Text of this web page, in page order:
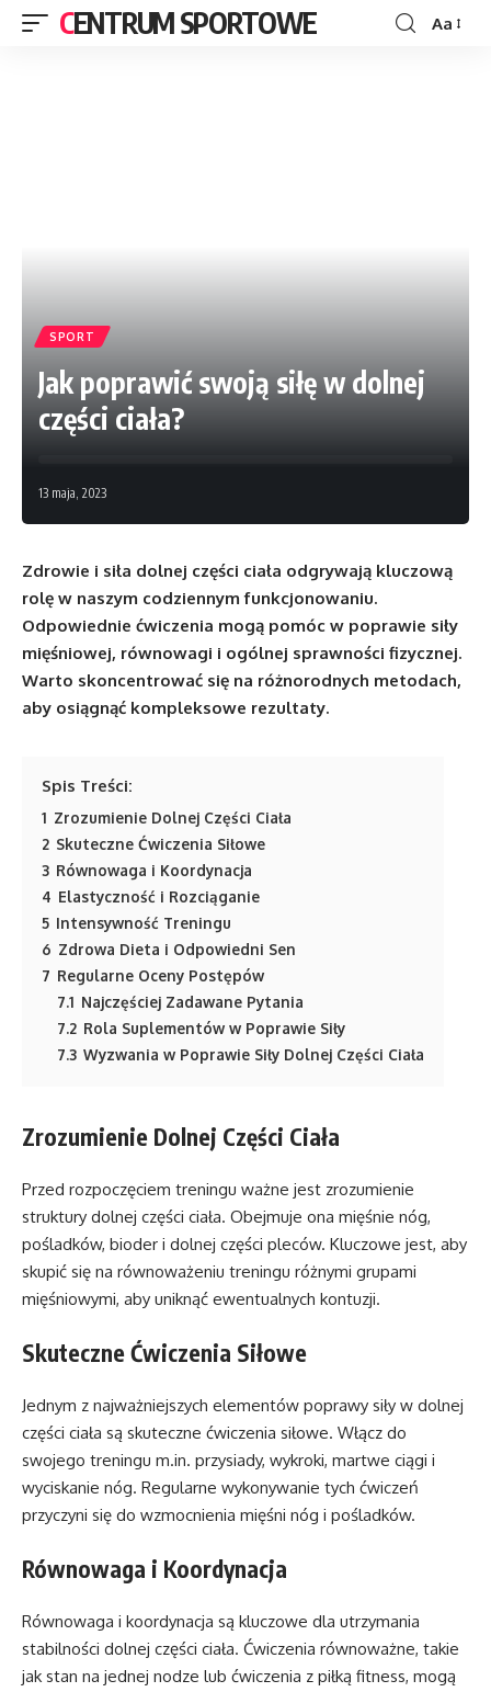
CENTRUM SPORTOWE Aa
SPORT
Jak poprawić swoją siłę w dolnej
części ciała?
13 maja, 2023
Zdrowie i siła dolnej części ciała odgrywają kluczową
rolę w naszym codziennym funkcjonowaniu.
Odpowiednie ćwiczenia mogą pomóc w poprawie siły
mięśniowej, równowagi i ogólnej sprawności fizycznej.
Warto skoncentrować się na różnorodnych metodach,
aby osiągnąć kompleksowe rezultaty.
Spis Treści:
1 Zrozumienie Dolnej Części Ciała
2 Skuteczne Ćwiczenia Siłowe
3 Równowaga i Koordynacja
4 Elastyczność i Rozciąganie
5 Intensywność Treningu
6 Zdrowa Dieta i Odpowiedni Sen
7 Regularne Oceny Postępów
7.1 Najczęściej Zadawane Pytania
7.2 Rola Suplementów w Poprawie Siły
7.3 Wyzwania w Poprawie Siły Dolnej Części Ciała
Zrozumienie Dolnej Części Ciała
Przed rozpoczęciem treningu ważne jest zrozumienie
struktury dolnej części ciała. Obejmuje ona mięśnie nóg,
pośladków, bioder i dolnej części pleców. Kluczowe jest, aby
skupić się na równoważeniu treningu różnymi grupami
mięśniowymi, aby uniknąć ewentualnych kontuzji.
Skuteczne Ćwiczenia Siłowe
Jednym z najważniejszych elementów poprawy siły w dolnej
części ciała są skuteczne ćwiczenia siłowe. Włącz do
swojego treningu m.in. przysiady, wykroki, martwe ciągi i
wyciskanie nóg. Regularne wykonywanie tych ćwiczeń
przyczyni się do wzmocnienia mięśni nóg i pośladków.
Równowaga i Koordynacja
Równowaga i koordynacja są kluczowe dla utrzymania
stabilności dolnej części ciała. Ćwiczenia równoważne, takie
jak stan na jednej nodze lub ćwiczenia z piłką fitness, mogą